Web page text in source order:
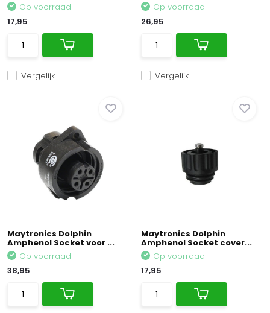
Vergelijk
Op voorraad
17,95
Vergelijk
Op voorraad
26,95
Maytronics Dolphin
Amphenol Socket voor ...
Op voorraad
38,95
Maytronics Dolphin
Amphenol Socket cover...
Op voorraad
17,95